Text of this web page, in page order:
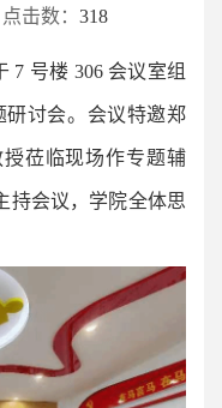
击数： 318
7 号楼 306 会议室组
研讨会。会议特邀郑
莅临现场作专题辅
持会议，学院全体思